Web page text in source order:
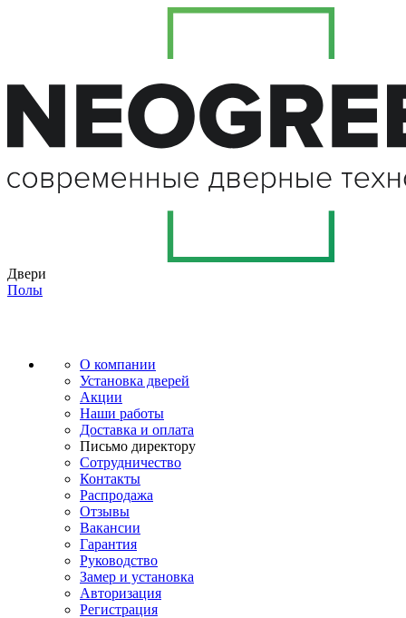
Двери
Полы
О компании
Установка дверей
Акции
Наши работы
Доставка и оплата
Письмо директору
Сотрудничество
Контакты
Распродажа
Отзывы
Вакансии
Гарантия
Руководство
Замер и установка
Авторизация
Регистрация